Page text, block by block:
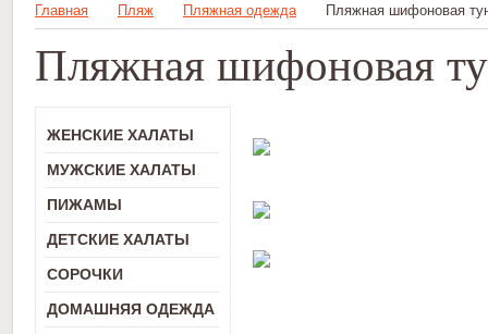
Главная Пляж Пляжная одежда Пляжная шифоновая
Пляжная шифоновая
ЖЕНСКИЕ ХАЛАТЫ
МУЖСКИЕ ХАЛАТЫ
ПИЖАМЫ
ДЕТСКИЕ ХАЛАТЫ
СОРОЧКИ
ДОМАШНЯЯ ОДЕЖДА